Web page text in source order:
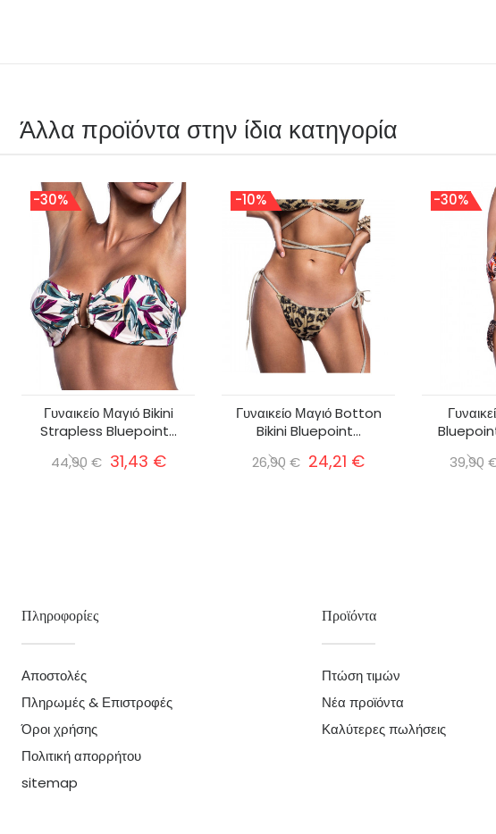
Άλλα προϊόντα στην ίδια κατηγορία
-30%
Γυναικείο Μαγιό Bikini
Strapless Bluepoint...
44,90 € 31,43 €
-10%
Γυναικείο Μαγιό Botton
Bikini Bluepoint...
26,90 € 24,21 €
-30%
39,90
Πληροφορίες
Αποστολές
Πληρωμές & Επιστροφές
Όροι χρήσης
Πολιτική απορρήτου
sitemap
Προϊόντα
Πτώση τιμών
Νέα προϊόντα
Καλύτερες πωλήσεις